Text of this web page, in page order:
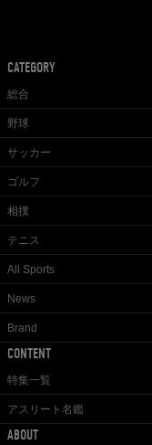
CATEGORY
総合
野球
サッカー
ゴルフ
相撲
テニス
All Sports
News
Brand
CONTENT
特集一覧
アスリート名鑑
ABOUT